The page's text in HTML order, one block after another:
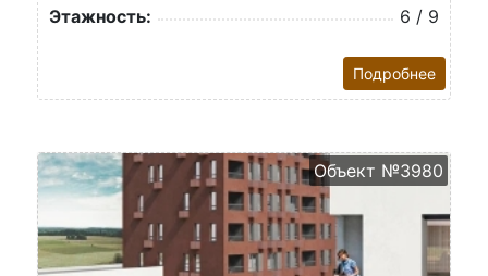
Этажность:
6 / 9
Подробнее
Объект №3980